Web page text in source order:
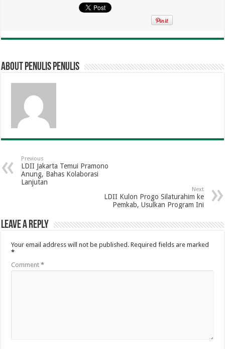
About penulis penulis
Previous
LDII Jakarta Temui Pramono
Anung, Bahas Kolaborasi
Lanjutan
Next
LDII Kulon Progo Silaturahim ke
Pemkab, Usulkan Program Ini
Leave a Reply
Your email address will not be published. Required fields are marked
*
Comment*